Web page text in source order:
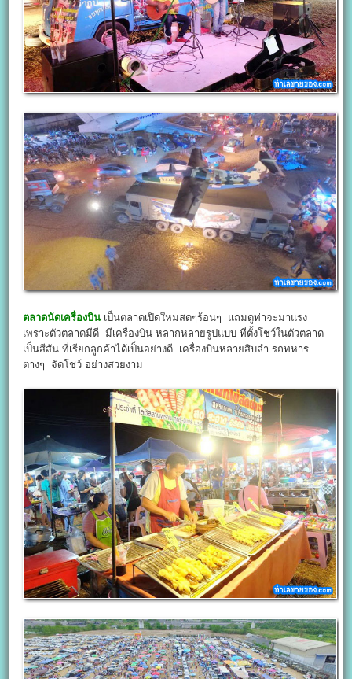
ตลาดนัดเครื่องบิน เป็นตลาดเปิดใหม่สดๆร้อนๆ แถมดูท่าจะมาแรง
เพราะตัวตลาดมีดี มีเครื่องบิน หลากหลายรูปแบบ ที่ตั้งโชว์ในตัวตลาด
เป็นสีสัน ที่เรียกลูกค้าได้เป็นอย่างดี เครื่องบินหลายสิบลำ รถทหาร
ต่างๆ จัดโชว์ อย่างสวยงาม